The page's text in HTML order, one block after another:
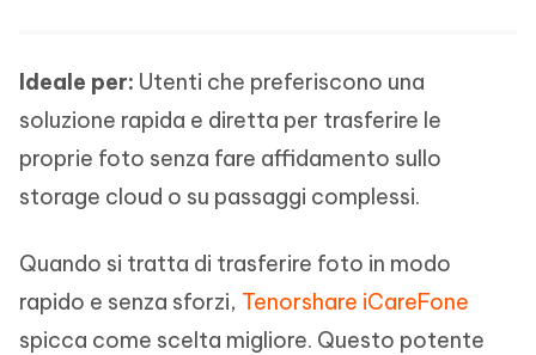
Ideale per: Utenti che preferiscono una
soluzione rapida e diretta per trasferire le
proprie foto senza fare affidamento sullo
storage cloud o su passaggi complessi.
Quando si tratta di trasferire foto in modo
rapido e senza sforzi, Tenorshare iCareFone
spicca come scelta migliore. Questo potente